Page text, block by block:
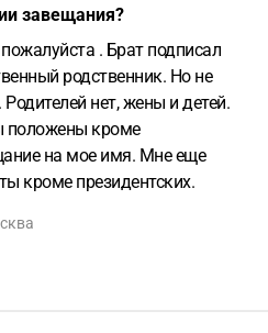
завещания?
. Брат подписал
родственник. Но не
нет, жены и детей.
положены кроме
на мое имя. Мне еще
кроме президентских.